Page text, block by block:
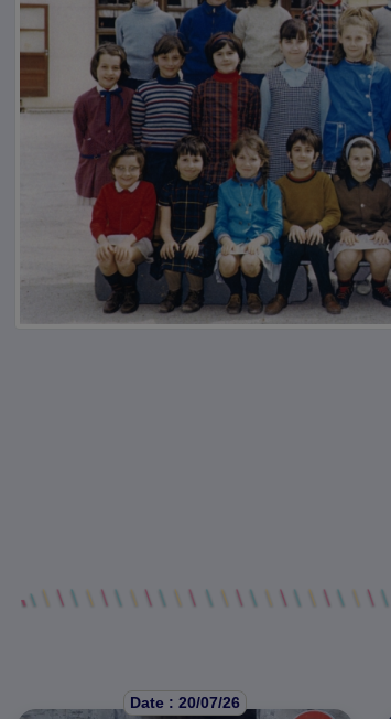
Date : 20/07/26